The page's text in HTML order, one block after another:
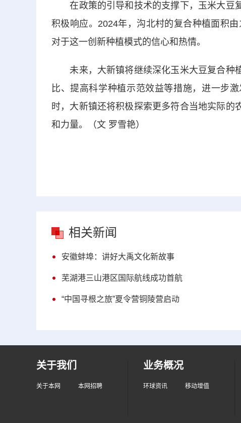
在政策的引导和技术的支撑下，玉米大豆
积极响应。2024年，沟北村的复合种植面积
对于这一创新种植模式的信心和热情。
未来，大新镇将继续深化玉米大豆复合种
比、提高科学种植示范效益等措施，进一步
时，大新镇还将积极探索更多符合当地实际的
和力量。（文 罗雪艳）
相关新闻
安徽蚌埠：讲好大禹文化新故事
芜湖港三山港区国际航线成功首航
“中国寻根之旅”夏令营铜陵营启动
关于我们
关于本网 本网招聘
业务概况
环球资讯 移动增值